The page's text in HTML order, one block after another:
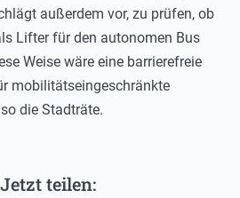
außerdem vor, zu prüfen, ob
Lifter für den autonomen Bus
Weise wäre eine barrierefreie
mobilitätseingeschränkte
die Stadträte.